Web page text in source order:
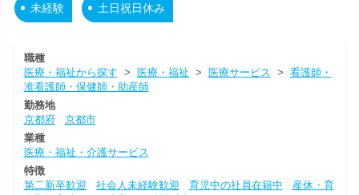
未経験 土日祝日休み
職種
医療・福祉から探す > 医療・福祉 > 医療サービス > 看護師・
准看護師・保健師・助産師
勤務地
京都府
京都市
業種
医療・福祉・介護サービス
特徴
第二新卒歓迎
社会人未経験歓迎 育児中の社員在籍中
産休・育